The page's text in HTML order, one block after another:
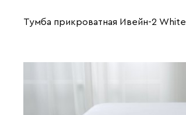
Тумба прикроватная Ивейн-2 White